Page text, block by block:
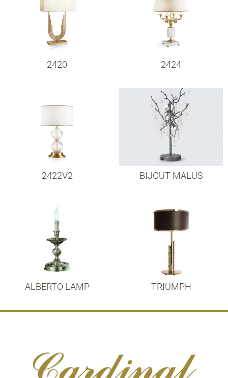
2420 2424
2422V2 BIJOUT MALUS
ALBERTO LAMP TRIUMPH